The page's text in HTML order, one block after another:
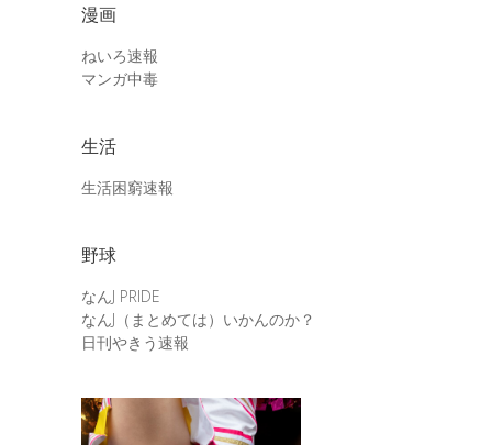
漫画
ねいろ速報
マンガ中毒
生活
生活困窮速報
野球
なんJ PRIDE
なんJ（まとめては）いかんのか？
日刊やきう速報